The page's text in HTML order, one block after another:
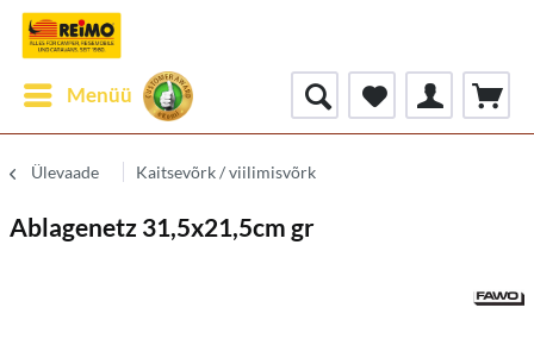
Menüü
Ülevaade Kaitsevõrk / viilimisvõrk
Ablagenetz 31,5x21,5cm gr